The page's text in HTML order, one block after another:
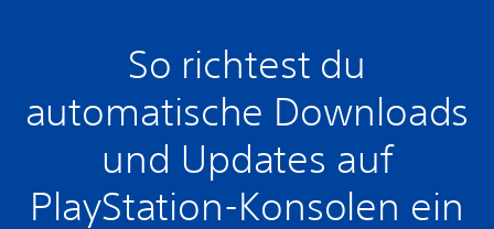
So richtest du
automatische Downloads
und Updates auf
PlayStation-Konsolen ein